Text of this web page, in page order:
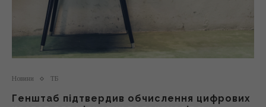
Новини ТБ
Генштаб підтвердив обчислення цифрових